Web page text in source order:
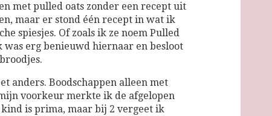
met pulled oats zonder een recept uit
maar er stond één recept in wat ik
spiesjes. Of zoals ik ze noem Pulled
was erg benieuwd hiernaar en besloot
anders. Boodschappen alleen met
voorkeur merkte ik de afgelopen
is prima, maar bij 2 vergeet ik